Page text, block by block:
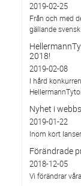
2019-02-25
Från och med
gällande
2018!
2019-02-08
I hård
Nyhet i
2019-01-22
Inom kort
Förändrade
2018-12-05
Vi förändrar